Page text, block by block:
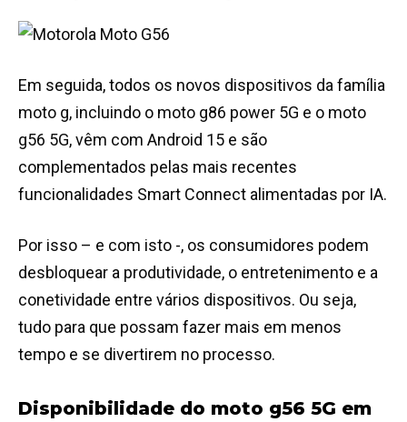
Em seguida, todos os novos dispositivos da família
moto g, incluindo o moto g86 power 5G e o moto
g56 5G, vêm com Android 15 e são
complementados pelas mais recentes
funcionalidades Smart Connect alimentadas por IA.
Por isso – e com isto -, os consumidores podem
desbloquear a produtividade, o entretenimento e a
conetividade entre vários dispositivos. Ou seja,
tudo para que possam fazer mais em menos
tempo e se divertirem no processo.
Disponibilidade do moto g56 5G em